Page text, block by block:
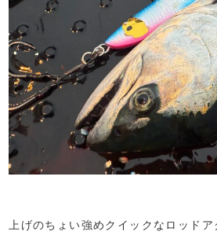
上げのちょい強めクイックなロッド